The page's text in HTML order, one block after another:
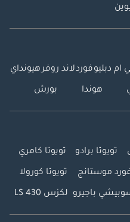
ام دبليوفوردلاند روفرهيونداي
هوندا بورش
تويوتا برادو تويوتا كامري
موستانج تويوتا كورولا
باجيرو لكزس LS 430